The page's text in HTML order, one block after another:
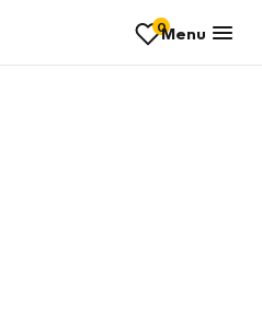
0Menu